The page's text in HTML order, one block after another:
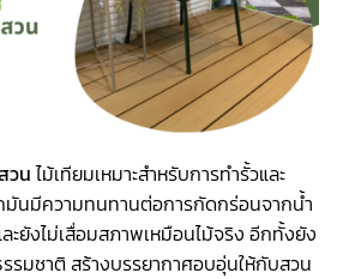
วน ไม้เทียมเหมาะสำหรับการทำรั้วและ
มันมีความทนทานต่อการกัดกร่อนจากน้ำ
ะยังไม่เสื่อมสภาพเหมือนไม้จริง อีกทั้งยัง
รมชาติ สร้างบรรยากาศอบอุ่นให้กับสวน